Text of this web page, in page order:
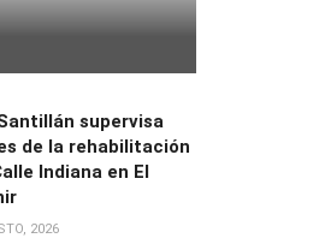
supervisa
de la rehabilitación
Indiana en El
2026